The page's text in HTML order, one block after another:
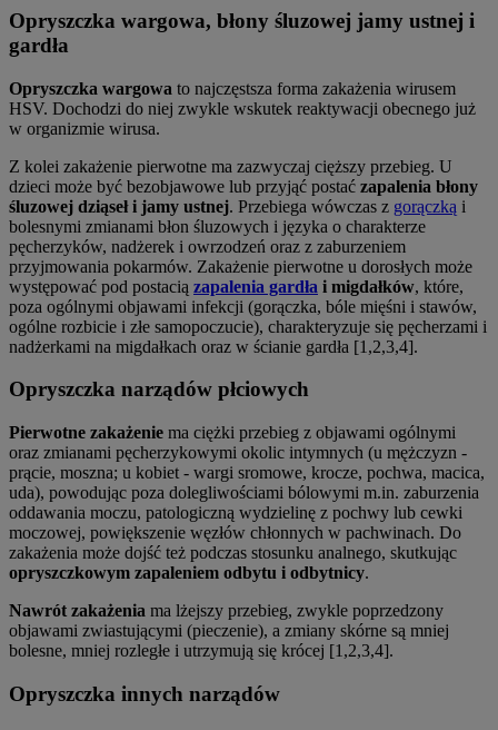
Opryszczka wargowa, błony śluzowej jamy ustnej i
gardła
Opryszczka wargowa to najczęstsza forma zakażenia wirusem
HSV. Dochodzi do niej zwykle wskutek reaktywacji obecnego już
w organizmie wirusa.
Z kolei zakażenie pierwotne ma zazwyczaj cięższy przebieg. U
dzieci może być bezobjawowe lub przyjąć postać zapalenia błony
śluzowej dziąseł i jamy ustnej. Przebiega wówczas z gorączką i
bolesnymi zmianami błon śluzowych i języka o charakterze
pęcherzyków, nadżerek i owrzodzeń oraz z zaburzeniem
przyjmowania pokarmów. Zakażenie pierwotne u dorosłych może
występować pod postacią zapalenia gardła i migdałków, które,
poza ogólnymi objawami infekcji (gorączka, bóle mięśni i stawów,
ogólne rozbicie i złe samopoczucie), charakteryzuje się pęcherzami i
nadżerkami na migdałkach oraz w ścianie gardła [1,2,3,4].
Opryszczka narządów płciowych
Pierwotne zakażenie ma ciężki przebieg z objawami ogólnymi
oraz zmianami pęcherzykowymi okolic intymnych (u mężczyzn -
prącie, moszna; u kobiet - wargi sromowe, krocze, pochwa, macica,
uda), powodując poza dolegliwościami bólowymi m.in. zaburzenia
oddawania moczu, patologiczną wydzielinę z pochwy lub cewki
moczowej, powiększenie węzłów chłonnych w pachwinach. Do
zakażenia może dojść też podczas stosunku analnego, skutkując
opryszczkowym zapaleniem odbytu i odbytnicy.
Nawrót zakażenia ma lżejszy przebieg, zwykle poprzedzony
objawami zwiastującymi (pieczenie), a zmiany skórne są mniej
bolesne, mniej rozległe i utrzymują się krócej [1,2,3,4].
Opryszczka innych narządów